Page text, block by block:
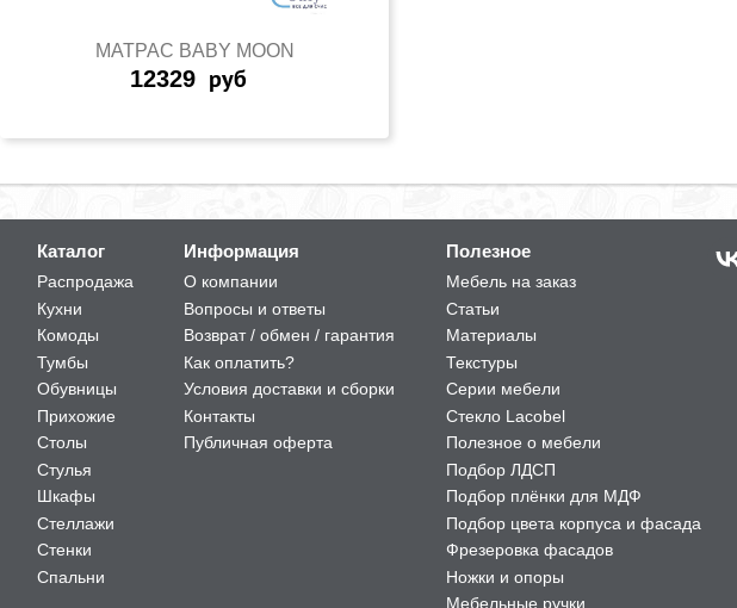
МАТРАС BABY MOON
12329 руб
Каталог
Распродажа
Кухни
Комоды
Тумбы
Обувницы
Прихожие
Столы
Стулья
Шкафы
Стеллажи
Стенки
Спальни
Информация
О компании
Вопросы и ответы
Возврат / обмен / гарантия
Как оплатить?
Условия доставки и сборки
Контакты
Публичная оферта
Полезное
Мебель на заказ
Статьи
Материалы
Текстуры
Серии мебели
Стекло Lacobel
Полезное о мебели
Подбор ЛДСП
Подбор плёнки для МДФ
Подбор цвета корпуса и фасада
Фрезеровка фасадов
Ножки и опоры
Мебельные ручки